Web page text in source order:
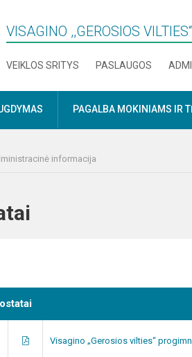
VISAGINO ,,GEROSIOS
VEIKLOS SRITYS PASLAUGOS
PAGALBA MOKINIAMS IR
informacija
Visagino „Gerosios vilties“